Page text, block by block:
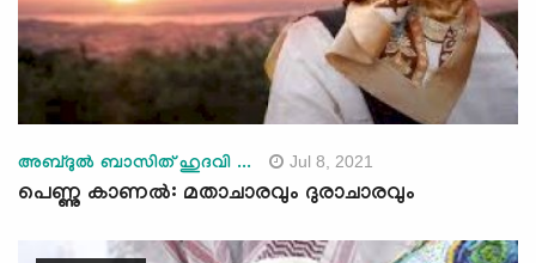
അബ്ദുൽ ബാസിത് ഹുദവി ... Jul 8, 2021
പെണ്ണു കാണൽ: മതാചാരവും ദുരാചാരവും